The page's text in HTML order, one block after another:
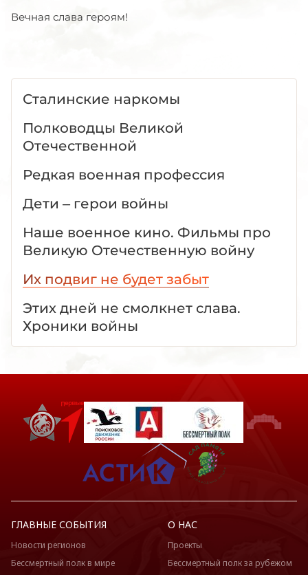
Вечная слава героям!
Сталинские наркомы
Полководцы Великой
Отечественной
Редкая военная профессия
Дети – герои войны
Наше военное кино. Фильмы про
Великую Отечественную войну
Их подвиг не будет забыт
Этих дней не смолкнет слава.
Хроники войны
ГЛАВНЫЕ СОБЫТИЯ
Новости регионов
Бессмертный полк в мире
О НАС
Проекты
Бессмертный полк за рубежом